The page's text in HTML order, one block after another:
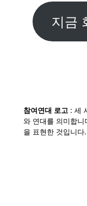
지금
참여연대 로고: 세
와 연대를 의미합
을 표현한 것입니다.